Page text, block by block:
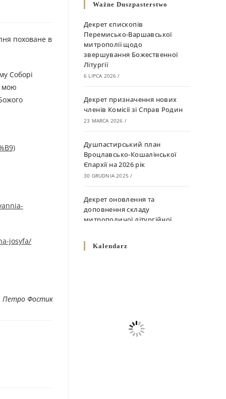
поховане в
Соборі
мою
josyfa/
Петро Фостик
Ważne Duszpasterstwo
Декрет єпископів
Перемисько-Варшавської
митрополії щодо
звершування Божественної
Літургії
6 LIPCA 2026 /
Декрет призначення нових
членів Комісії зі Справ Родин
23 MARCA 2026 /
Душпастирський план
Вроцлавсько-Кошалінської
Єпархії на 2026 рік
30 GRUDNIA 2025 /
Декрет оновлення та
доповнення складу
митрополичої літургійної
10 GRUDNIA 2025
Декрет про відзначення
Великодня і всіх рухомих
Kalendarz